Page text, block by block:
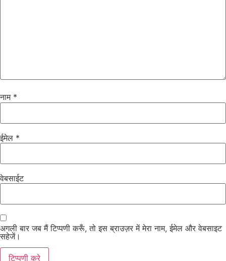
नाम *
ईमेल *
वेबसाईट
अगली बार जब मैं टिप्पणी करूँ, तो इस ब्राउज़र में मेरा नाम, ईमेल और वेबसाइट
सहेजें।